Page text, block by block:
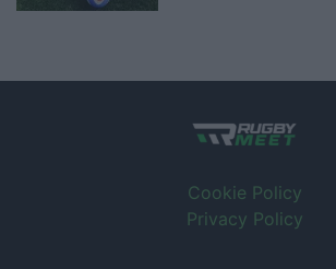
Cookie Policy
Privacy Policy